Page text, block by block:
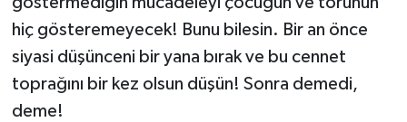
hiç gösteremeyecek! Bunu bilesin. Bir an önce
siyasi düşünceni bir yana bırak ve bu cennet
toprağını bir kez olsun düşün! Sonra demedi,
deme!